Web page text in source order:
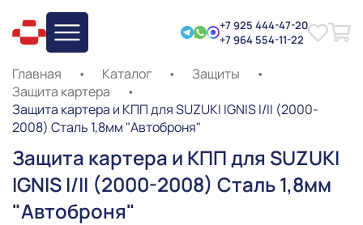
+7 925 444-47-20
+7 964 554-11-22
Главная • Каталог • Защиты
•
Защита картера
•
Защита картера и КПП для SUZUKI IGNIS I/II (2000-
2008) Сталь 1,8мм "Автоброня"
Защита картера и КПП для SUZUKI
IGNIS I/II (2000-2008) Сталь 1,8мм
"Автоброня"